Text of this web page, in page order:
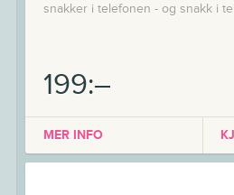
snakker i telefonen - og snakk i
199:–
MER INFO